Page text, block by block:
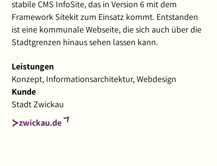
stabile CMS InfoSite, das in Version 6 mit dem
Framework Sitekit zum Einsatz kommt. Entstanden
ist eine kommunale Webseite, die sich auch über die
Stadtgrenzen hinaus sehen lassen kann.
Leistungen
Konzept, Informationsarchitektur,Webdesign
Kunde
Stadt Zwickau
zwickau.de